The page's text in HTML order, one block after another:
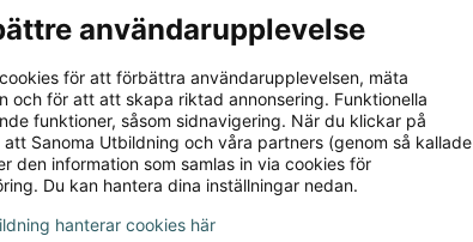
användarupplevelse
för att förbättra användarupplevelsen, mäta
och för att att skapa riktad annonsering. Funktionella
funktioner, såsom sidnavigering. När du klickar på
att Sanoma Utbildning och våra partners (genom så kallade
den information som samlas in via cookies för
Du kan hantera dina inställningar nedan.
hanterar cookies här